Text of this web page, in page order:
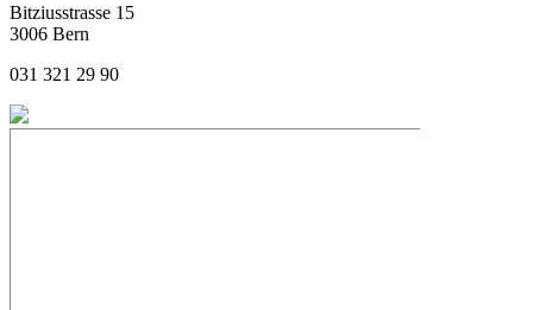
Bitziusstrasse 15
3006 Bern
031 321 29 90